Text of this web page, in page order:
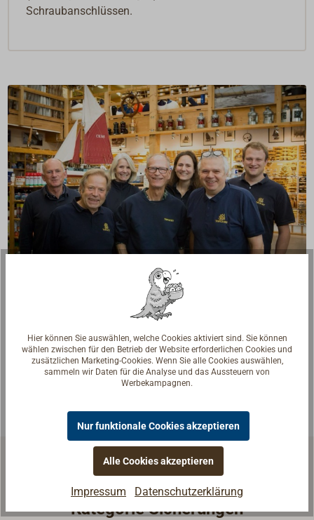
Schraubanschlüssen.
Fragen zum Artikel?
Reden Sie mit Handwerkern, Bootsbauern und
Seglerinnen. Wir verstehen Ihre Fragen und geben die
passende Antwort.
Experten kontaktieren
Weitere Artikel aus der
Kategorie Sicherungen
Hier können Sie auswählen, welche Cookies aktiviert sind. Sie können
wählen zwischen für den Betrieb der Website erforderlichen Cookies und
zusätzlichen Marketing-Cookies. Wenn Sie alle Cookies auswählen,
sammeln wir Daten für die Analyse und das Aussteuern von
Werbekampagnen.
Nur funktionale Cookies akzeptieren
Alle Cookies akzeptieren
Impressum Datenschutzerklärung